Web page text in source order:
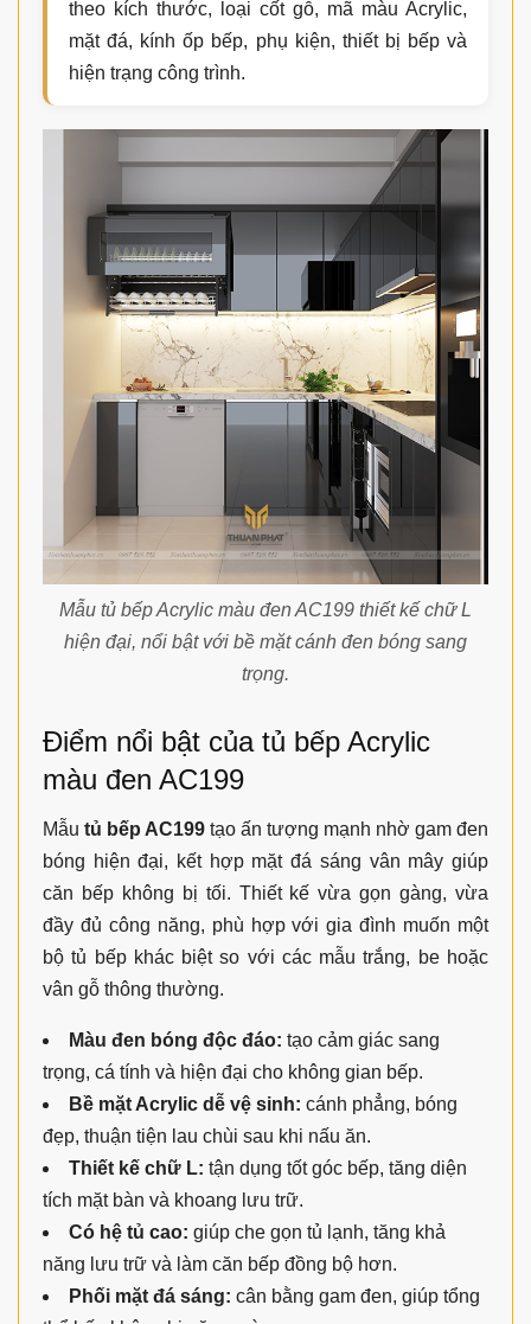
theo kích thước, loại cốt gỗ, mã màu Acrylic,
mặt đá, kính ốp bếp, phụ kiện, thiết bị bếp và
hiện trạng công trình.
Mẫu tủ bếp Acrylic màu đen AC199 thiết kế chữ L
hiện đại, nổi bật với bề mặt cánh đen bóng sang
trọng.
Điểm nổi bật của tủ bếp Acrylic
màu đen AC199
Mẫu tủ bếp AC199 tạo ấn tượng mạnh nhờ gam đen
bóng hiện đại, kết hợp mặt đá sáng vân mây giúp
căn bếp không bị tối. Thiết kế vừa gọn gàng, vừa
đầy đủ công năng, phù hợp với gia đình muốn một
bộ tủ bếp khác biệt so với các mẫu trắng, be hoặc
vân gỗ thông thường.
Màu đen bóng độc đáo: tạo cảm giác sang
trọng, cá tính và hiện đại cho không gian bếp.
Bề mặt Acrylic dễ vệ sinh: cánh phẳng, bóng
đẹp, thuận tiện lau chùi sau khi nấu ăn.
Thiết kế chữ L: tận dụng tốt góc bếp, tăng diện
tích mặt bàn và khoang lưu trữ.
Có hệ tủ cao: giúp che gọn tủ lạnh, tăng khả
năng lưu trữ và làm căn bếp đồng bộ hơn.
Phối mặt đá sáng: cân bằng gam đen, giúp tổng